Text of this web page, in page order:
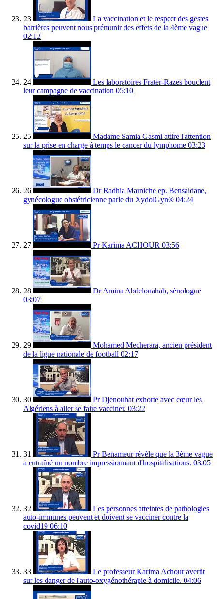
23
La vaccination et le respect des gestes
barrières peuvent nous prémunir des effets de la 4ème vague
02:12
24
Les laboratoires Frater-Razes bouclent
leur campagne de vaccination 05:10
25
Madame Samia Gasmi attire l'attention
sur la prise en charge à temps le cancer du lymphome 03:23
26
Dr Radhia Marniche ep. Bensaidane,
gynécologue obstétricienne parle du XydolGyn® 04:24
27 Pr Karima ACHOUR 03:56
28
Dr Amina Abdelouahab, sènologue
03:07
29
Mohamed Mecherara, ancien président
de la ligue nationale de football 02:17
30
Pr Djenouhat exhorte avec cœur les
Algériens à aller se faire vacciner. 03:22
31
Pr Benameur révèle que la 3ème vague
a entraîné un nombre impressionnant d'hospitalisations. 03:05
32
Les personnes atteintes de pathologies
auto-immunes peuvent et doivent se vacciner contre la
covid19 06:10
33
Le professeur Karima Achour avertit
sur les danger de l'auto-oxygénothérapie à domicile. 04:06